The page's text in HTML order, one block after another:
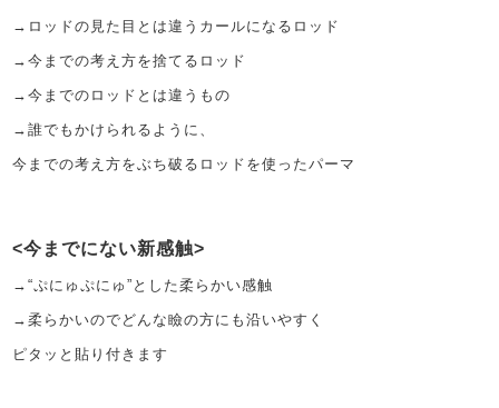
→ロッドの見た目とは違うカールになるロッド
→今までの考え方を捨てるロッド
→今までのロッドとは違うもの
→誰でもかけられるように、
今までの考え方をぶち破るロッドを使ったパーマ
今までにない新感触
→“ぷにゅぷにゅ”とした柔らかい感触
→柔らかいのでどんな瞼の方にも沿いやすく
ピタッと貼り付きます